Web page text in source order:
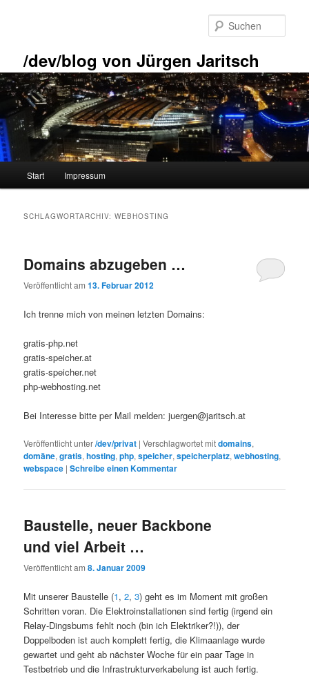
/dev/blog von Jürgen Jaritsch
Start Impressum
SCHLAGWORTARCHIV:WEBHOSTING
Domains abzugeben …
Veröffentlicht am13. Februar 2012
Ich trenne mich von meinen letzten Domains:
gratis-php.net
gratis-speicher.at
gratis-speicher.net
php-webhosting.net
Bei Interesse bitte per Mail melden: juergen@jaritsch.at
Veröffentlicht unter/dev/privat |Verschlagwortet mitdomains,
domäne,gratis,hosting,php,speicher,speicherplatz,webhosting,
webspace |Schreibe einen Kommentar
Baustelle, neuer Backbone
und viel Arbeit …
Veröffentlicht am8. Januar 2009
Mit unserer Baustelle (1,2,3) geht es im Moment mit großen
Schritten voran. Die Elektroinstallationen sind fertig (irgend ein
Relay-Dingsbums fehlt noch (bin ich Elektriker?!)), der
Doppelboden ist auch komplett fertig, die Klimaanlage wurde
gewartet und geht ab nächster Woche für ein paar Tage in
Testbetrieb und die Infrastrukturverkabelung ist auch fertig.